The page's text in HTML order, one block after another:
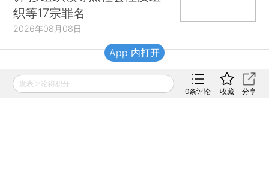
织等17宗罪名
2026年08月08日
财新移动
发表评论得积分
0条评论 收藏 分享
App 内打开